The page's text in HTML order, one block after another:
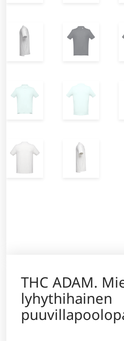
THC ADAM.
lyhythihainen